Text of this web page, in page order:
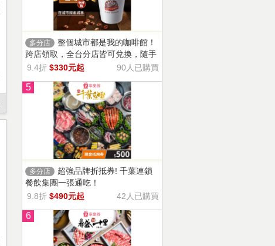
多分店
整個城市都是我的咖啡館！
跨店領取，全台分店皆可兌換，隨手
一杯濃郁香醇，調和酸味，清新果香
9.4折 $330元起 90人已購買
5
多分店
超強品牌折抵券! 千葉連鎖
餐飲集團一張通吃！
9.8折 $490元起 42人已購買
6